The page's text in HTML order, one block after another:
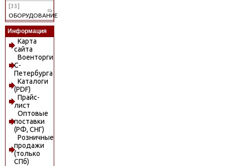
[33]
ОБОРУДОВАНИЕ
Информация
Карта
сайта
Военторги
С-
Петербурга
Каталоги
(PDF)
Прайс-
лист
Оптовые
поставки
(РФ, СНГ)
Розничные
продажи
(только
СПб)